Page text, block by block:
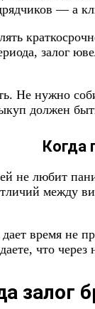
— а
залог
Не нужно
должен
Когда
не любит
между
время не
что
залог